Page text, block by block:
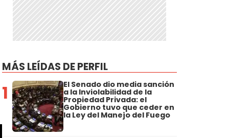
MÁS LEÍDAS DE PERFIL
1 El Senado dio media sanción
a la Inviolabilidad de la
Propiedad Privada: el
Gobierno tuvo que ceder en
la Ley del Manejo del Fuego